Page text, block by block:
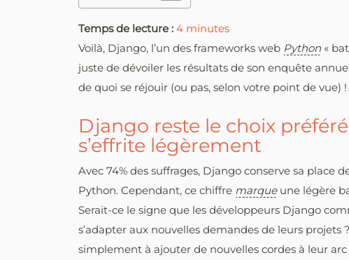
Temps de lecture : 4 minutes
Voilà, Django, l’un des frameworks web Python «
juste de dévoiler les résultats de son enquête
de quoi se réjouir (ou pas, selon votre point de vue) !
Django reste le choix
s’effrite légèrement
Avec 74% des suffrages, Django conserve sa place
Python. Cependant, ce chiffre marqueune légère
Serait-ce le signe que les développeurs Django
s’adapter aux nouvelles demandes de leurs
simplement à ajouter de nouvelles cordes à leur